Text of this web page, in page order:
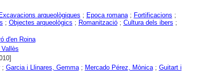
arqueològiques ; Epoca romana; Fortificacions ;
; Objectes arqueològics ; Romanització; Cultura dels ibers ;
d'en Roina
; Garcia i Llinares, Gemma; Mercado Pérez, Mònica; Guitart i